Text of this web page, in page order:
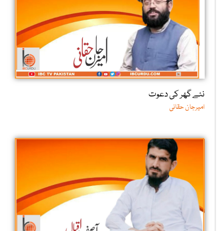
نئے گھر کی دعوت
امیرجان حقانی